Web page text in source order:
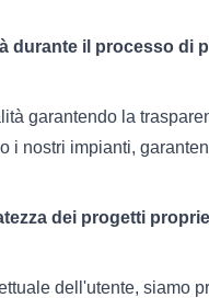
durante il processo di
garantendo la
i nostri impianti,
dei progetti
dell'utente, siamo